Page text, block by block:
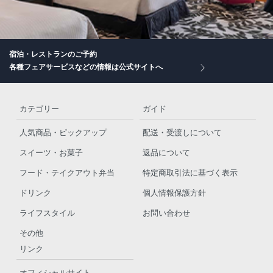
宿泊・レストランのご予約
各種フェアサービスなどの情報は公式サイトへ
カテゴリー
人気商品・ピックアップ
スイーツ・お菓子
フード・テイクアウト弁当
ドリンク
ライフスタイル
その他
ガイド
配送・受渡しについて
返品について
特定商取引法に基づく表示
個人情報保護方針
お問い合わせ
リンク